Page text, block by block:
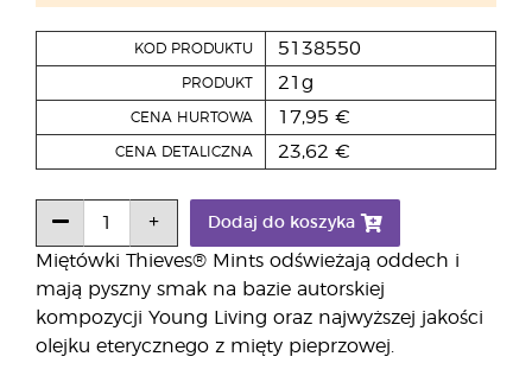
Miętówki Thieves® Mints odświeżają oddech i
mają pyszny smak na bazie autorskiej
kompozycji Young Living oraz najwyższej jakości
olejku eterycznego z mięty pieprzowej.
KOD PRODUKTU 5138550
PRODUKT 21g
CENA HURTOWA 17,95 €
CENA DETALICZNA 23,62 €
Dodaj do koszyka